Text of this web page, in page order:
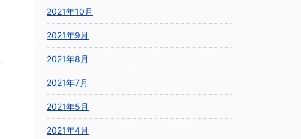
2021年10月
2021年9月
2021年8月
2021年7月
2021年5月
2021年4月